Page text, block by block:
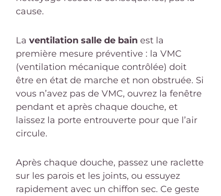
cause.
La ventilation salle de bain est la
première mesure préventive : la VMC
(ventilation mécanique contrôlée) doit
être en état de marche et non obstruée. Si
vous n’avez pas de VMC, ouvrez la fenêtre
pendant et après chaque douche, et
laissez la porte entrouverte pour que l’air
circule.
Après chaque douche, passez une raclette
sur les parois et les joints, ou essuyez
rapidement avec un chiffon sec. Ce geste